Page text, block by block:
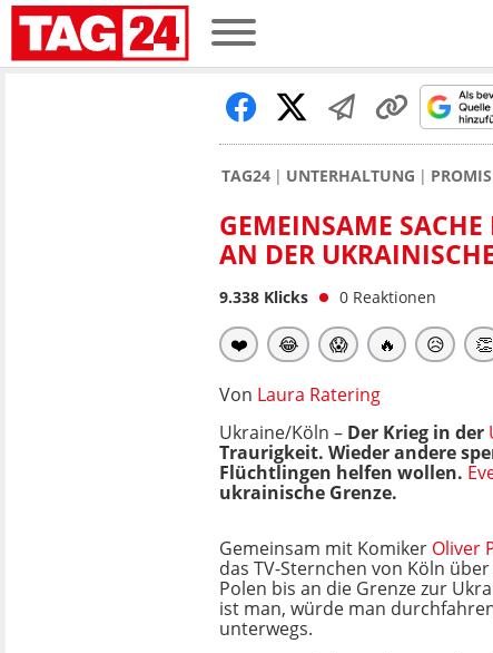
TAG24 UNTERHALTUNG
GEMEINSAME
AN DER
9.338 Klicks 0 Reaktionen
❤️ 😂 😱 🔥 😥 👏
Von Laura Ratering
Ukraine/Köln – Der Krieg in der
Traurigkeit. Wieder andere
Flüchtlingen helfen wollen.
ukrainische Grenze.
Gemeinsam mit Komiker Oliver
das TV-Sternchen von Köln
Polen bis an die Grenze zur
ist man, würde man
unterwegs.